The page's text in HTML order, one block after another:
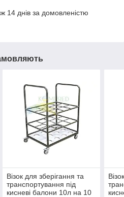
14 днів за домовленістю
Візок для зберігання та
транспортування під
кисневі балони 10л на 10